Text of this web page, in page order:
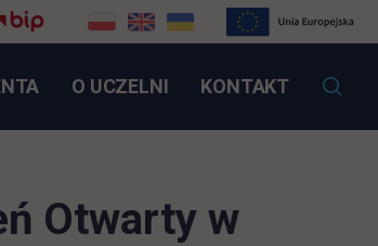
W NOWEJ KARCIE
O UCZELNI KONTAKT
Otwarty w